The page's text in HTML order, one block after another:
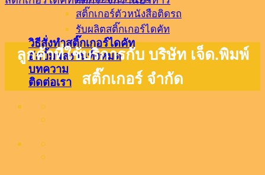
สติ๊กเกอร์ตัวหนังสือติดรถ
รับผลิตสติ๊กเกอร์ไดคัท
วิธีสั่งทำสติ๊กเกอร์ไดคัท
อัลบั้มผลงานทั้งหมด
บทความ
ติดต่อเรา
ลูกค้าที่ใช้บริการกับ บริษัท เจ็ด.พิมพ์
สติ๊กเกอร์ จำกัด